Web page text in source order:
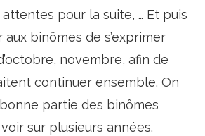
pour la suite, … Et puis
binômes de s’exprimer
novembre, afin de
continuer ensemble. On
partie des binômes
sur plusieurs années.